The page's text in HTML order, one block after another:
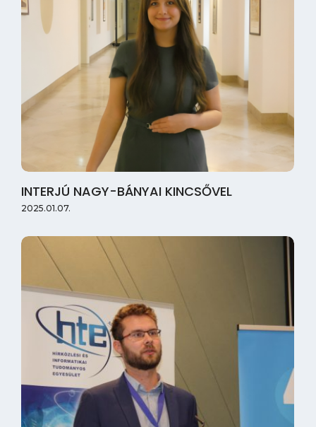
INTERJÚ NAGY-BÁNYAI KINCSŐVEL
2025.01.07.